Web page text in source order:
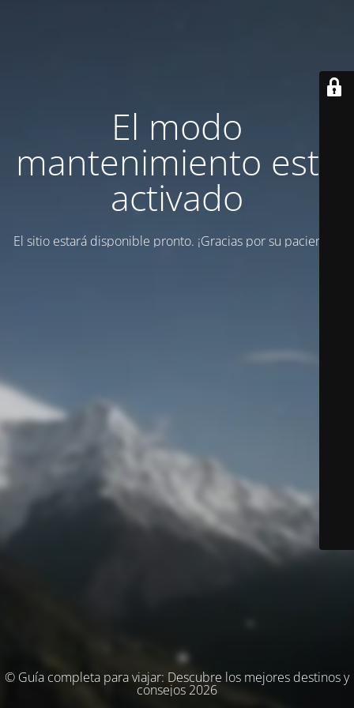
El modo
mantenimiento está
activado
El sitio estará disponible pronto. ¡Gracias por su paciencia!
© Guía completa para viajar: Descubre los mejores destinos y
consejos 2026